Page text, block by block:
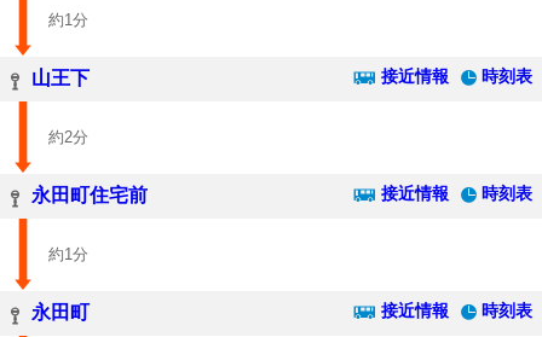
約1分
山王下 接近情報 時刻表
約2分
永田町住宅前 接近情報 時刻表
約1分
永田町 接近情報 時刻表